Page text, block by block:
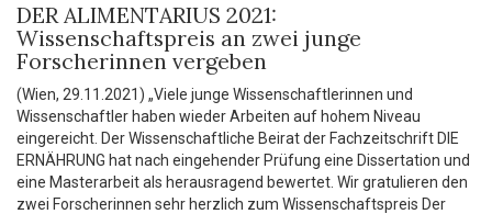
DER ALIMENTARIUS 2021:
Wissenschaftspreis an zwei junge
Forscherinnen vergeben
(Wien, 29.11.2021) „Viele junge Wissenschaftlerinnen und
Wissenschaftler haben wieder Arbeiten auf hohem Niveau
eingereicht. Der Wissenschaftliche Beirat der Fachzeitschrift DIE
ERNÄHRUNG hat nach eingehender Prüfung eine Dissertation und
eine Masterarbeit als herausragend bewertet. Wir gratulieren den
zwei Forscherinnen sehr herzlich zum Wissenschaftspreis Der